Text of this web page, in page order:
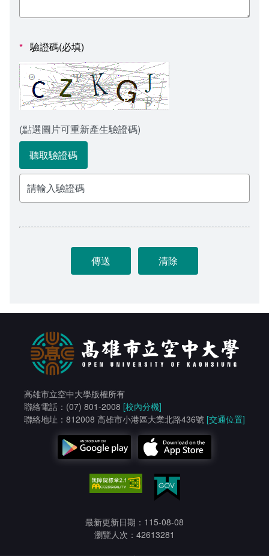
人事室
諮詢信箱進度查詢
* 驗證碼(必填)
(點選圖片可重新產生驗證碼)
聽取驗證碼
高雄市立空中大學版權所有
聯絡電話：(07) 801-2008 [校內分機]
聯絡地址：812008 高雄市小港區大業北路436號 [交通位置]
最新更新日期：115-08-08
瀏覽人次：42613281